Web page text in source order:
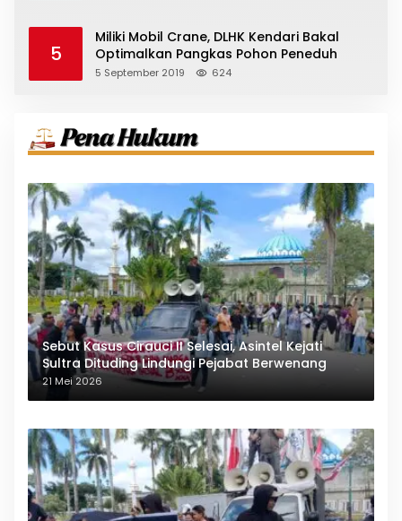
5
Miliki Mobil Crane, DLHK Kendari Bakal
Optimalkan Pangkas Pohon Peneduh
5 September 2019 624
Sebut Kasus Cirauci II Selesai, Asintel Kejati
Sultra Dituding Lindungi Pejabat Berwenang
21 Mei 2026